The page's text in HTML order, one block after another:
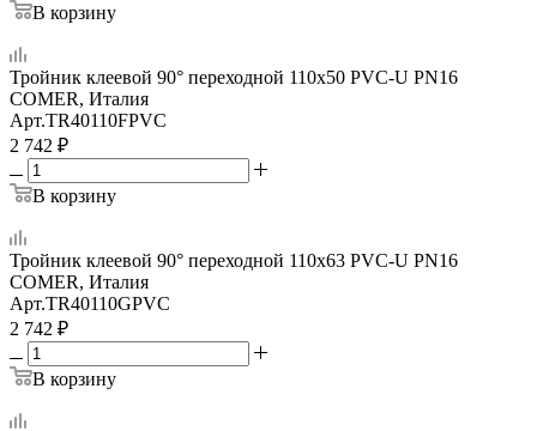
В корзину
Тройник клеевой 90° переходной 110x50 PVC-U PN16
COMER, Италия
Арт.TR40110FPVC
2 742 ₽
В корзину
Тройник клеевой 90° переходной 110x63 PVC-U PN16
COMER, Италия
Арт.TR40110GPVC
2 742 ₽
В корзину